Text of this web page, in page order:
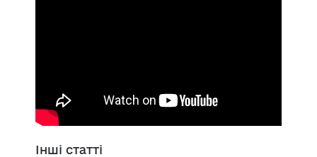
Інші статті